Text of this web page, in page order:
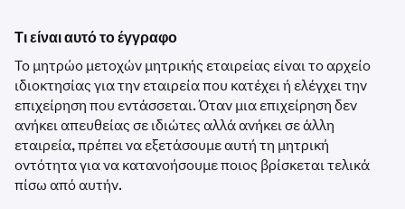
Τι είναι αυτό το έγγραφο
Το μητρώο μετοχών μητρικής εταιρείας είναι το αρχείο
ιδιοκτησίας για την εταιρεία που κατέχει ή ελέγχει την
επιχείρηση που εντάσσεται. Όταν μια επιχείρηση δεν
ανήκει απευθείας σε ιδιώτες αλλά ανήκει σε άλλη
εταιρεία, πρέπει να εξετάσουμε αυτή τη μητρική
οντότητα για να κατανοήσουμε ποιος βρίσκεται τελικά
πίσω από αυτήν.